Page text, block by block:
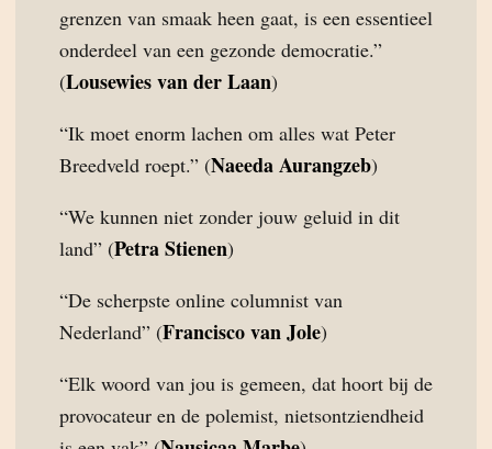
grenzen van smaak heen gaat, is een essentieel
onderdeel van een gezonde democratie.”
(Lousewies van der Laan)
“Ik moet enorm lachen om alles wat Peter
Breedveld roept.” (Naeeda Aurangzeb)
“We kunnen niet zonder jouw geluid in dit
land” (Petra Stienen)
“De scherpste online columnist van
Nederland” (Francisco van Jole)
“Elk woord van jou is gemeen, dat hoort bij de
provocateur en de polemist, nietsontziendheid